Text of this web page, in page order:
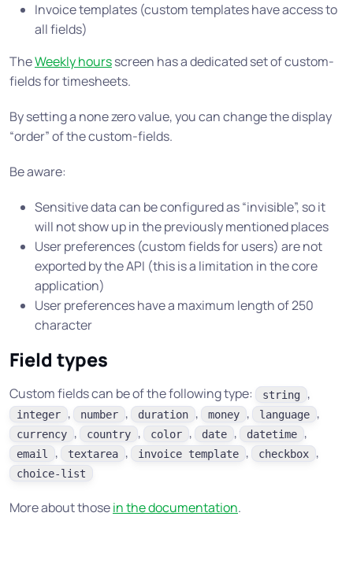
Invoice templates (custom templates have access to
all fields)
TheWeekly hoursscreen has a dedicated set of custom-
fields for timesheets.
By setting a none zero value, you can change the display
“order” of the custom-fields.
Be aware:
Sensitive data can be configured as “invisible”, so it
will not show up in the previously mentioned places
User preferences (custom fields for users) are not
exported by the API (this is a limitation in the core
application)
User preferences have a maximum length of 250
character
Field types
Custom fields can be of the following type: string ,
integer , number , duration , money , language ,
currency , country , color , date , datetime ,
email , textarea , invoice template , checkbox ,
choice-list
More about thosein the documentation.